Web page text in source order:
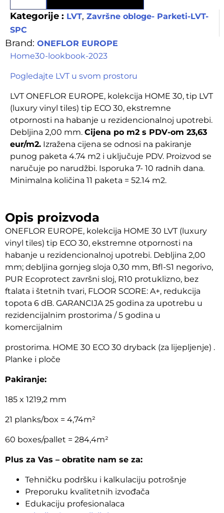
Kategorije : LVT, Završne obloge- Parketi-LVT-
SPC
Brand: ONEFLOR EUROPE
Home30-lookbook-2023
Pogledajte LVT u svom prostoru
LVT ONEFLOR EUROPE, kolekcija HOME 30, tip LVT
(luxury vinyl tiles) tip ECO 30, ekstremne
otpornosti na habanje u rezidencionalnoj upotrebi.
Debljina 2,00 mm. Cijena po m2 s PDV-om 23,63
eur/m2. Izražena cijena se odnosi na pakiranje
punog paketa 4.74 m2 i uključuje PDV. Proizvod se
naručuje po narudžbi. Isporuka 7- 10 radnih dana.
Minimalna količina 11 paketa = 52.14 m2.
Opis proizvoda
ONEFLOR EUROPE, kolekcija HOME 30 LVT (luxury
vinyl tiles) tip ECO 30, ekstremne otpornosti na
habanje u rezidencionalnoj upotrebi. Debljina 2,00
mm; debljina gornjeg sloja 0,30 mm, Bfl-S1 negorivo,
PUR Ecoprotect završni sloj, R10 protuklizno, bez
ftalata i štetnih tvari, FLOOR SCORE: A+, redukcija
topota 6 dB. GARANCIJA 25 godina za upotrebu u
rezidencijalnim prostorima / 5 godina u
komercijalnim
prostorima. HOME 30 ECO 30 dryback (za lijepljenje) .
Planke i ploče
Pakiranje:
185 x 1219,2 mm
21 planks/box = 4,74m²
60 boxes/pallet = 284,4m²
Plus za Vas – obratite nam se za:
Tehničku podršku i kalkulaciju potrošnje
Preporuku kvalitetnih izvođača
Edukaciju profesionalaca